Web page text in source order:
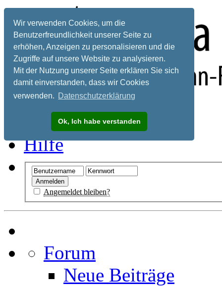
Wir verwenden Cookies, um die
Benutzerfreundlichkeit unserer Seite zu
erhöhen, Anzeigen zu personalisieren und die
Zugriffe auf unsere Website zu analysieren.
Mit der Nutzung unserer Seite erklären Sie sich
damit einverstanden, dass wir Cookies
verwenden. Datenschutzerklärung
Ok, Ich habe verstanden
Registrieren
Hilfe
Angemeldet bleiben?
Forum
Neue Beiträge